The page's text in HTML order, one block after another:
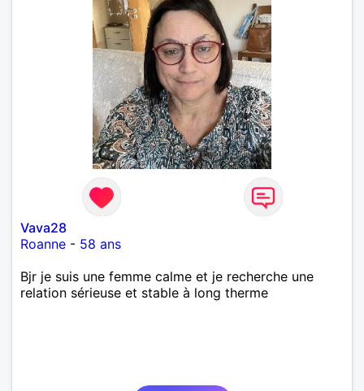
Vava28
Roanne - 58 ans
Bjr je suis une femme calme et je recherche une
relation sérieuse et stable à long therme